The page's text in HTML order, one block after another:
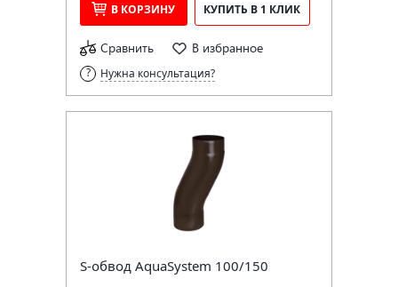
В КОРЗИНУ КУПИТЬ В 1 КЛИК
Сравнить В избранное
Нужна консультация?
S-обвод AquaSystem 100/150